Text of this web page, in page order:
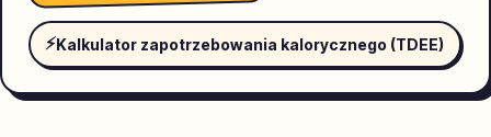
⚡Kalkulator zapotrzebowania kalorycznego (TDEE)